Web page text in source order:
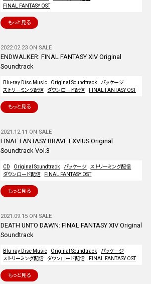
FINAL FANTASY OST
もっと見る
2022.02.23 ON SALE
ENDWALKER: FINAL FANTASY XIV Original
Soundtrack
Blu-ray Disc Music Original Soundtrack
パッケージ
ストリーミング配信
ダウンロード配信 FINAL FANTASY OST
もっと見る
2021.12.11 ON SALE
FINAL FANTASY BRAVE EXVIUS Original
Soundtrack Vol.3
CD Original Soundtrack パッケージ
ストリーミング配信
ダウンロード配信
FINAL FANTASY OST
もっと見る
2021.09.15 ON SALE
DEATH UNTO DAWN: FINAL FANTASY XIV Original
Soundtrack
Blu-ray Disc Music Original Soundtrack
パッケージ
ストリーミング配信
ダウンロード配信 FINAL FANTASY OST
もっと見る